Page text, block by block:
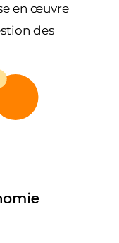
en œuvre
des